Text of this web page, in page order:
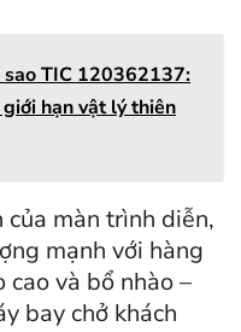
sao TIC 120362137:
hạn vật lý thiên
màn trình diễn,
mạnh với hàng
và bổ nhào –
bay chở khách